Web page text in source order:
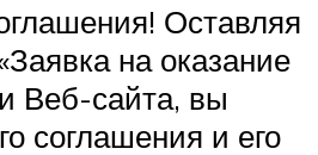
Оставляя
на оказание
Веб-сайта, вы
соглашения и его